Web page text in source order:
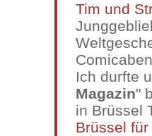
Tim und
Ich durfte
Magazin"
in Brüssel
Brüssel